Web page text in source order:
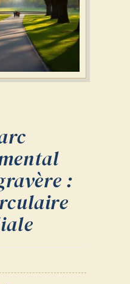
: